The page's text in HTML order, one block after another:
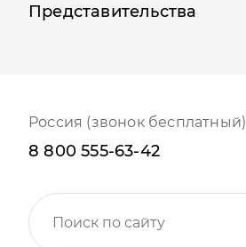
Представительства
Россия (звонок бесплатный)
8 800 555-63-42